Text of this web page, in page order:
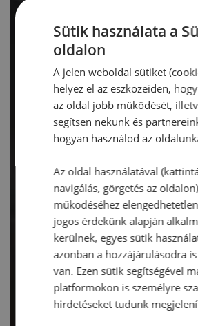
Sütik használata a
oldalon
A jelen weboldal sütiket
helyez el az eszközeiden,
az oldal jobb működését,
segítsen nekünk és
hogyan használod az
Az oldal használatával
navigálás, görgetés az
működéséhez
jogos érdekünk alapján
kerülnek, egyes sütik
azonban a hozzájárulásodra
van. Ezen sütik segítségével
platformokon is személyre
hirdetéseket tudunk